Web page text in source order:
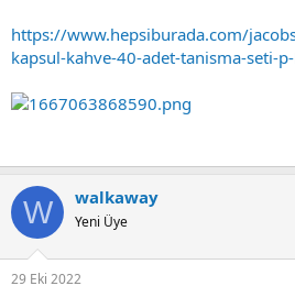
https://www.hepsiburada.com/
kapsul-kahve-40-adet-tanisma-seti-
W walkaway
Yeni Üye
29 Eki 2022